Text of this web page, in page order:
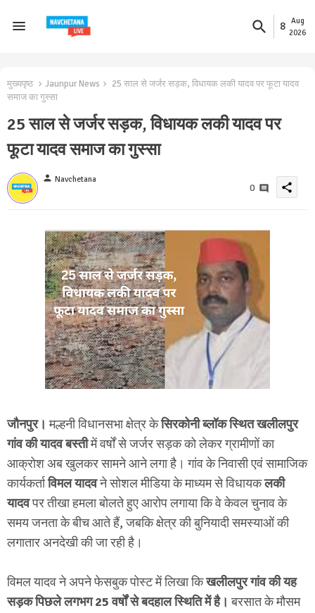
8
Aug
2026
मुख्यपृष्ठ Jaunpur News
25 साल से जर्जर सड़क, विधायक लकी यादव पर फूटा यादव
समाज का गुस्सा
25 साल से जर्जर सड़क, विधायक लकी यादव पर
फूटा यादव समाज का गुस्सा
person Navchetana
0 share
जौनपुर। मल्हनी विधानसभा क्षेत्र केसिरकोनी ब्लॉक स्थित खलीलपुर
गांव की यादव बस्तीमें वर्षों से जर्जर सड़क को लेकर ग्रामीणों का
आक्रोश अब खुलकर सामने आने लगा है। गांव के निवासी एवं सामाजिक
कार्यकर्ताविमल यादवने सोशल मीडिया के माध्यम से विधायकलकी
यादवपर तीखा हमला बोलते हुए आरोप लगाया कि वे केवल चुनाव के
समय जनता के बीच आते हैं, जबकि क्षेत्र की बुनियादी समस्याओं की
लगातार अनदेखी की जा रही है।
विमल यादव ने अपने फेसबुक पोस्ट में लिखा किखलीलपुर गांव की यह
सड़क पिछले लगभग 25 वर्षों से बदहाल स्थिति में है। बरसात के मौसम